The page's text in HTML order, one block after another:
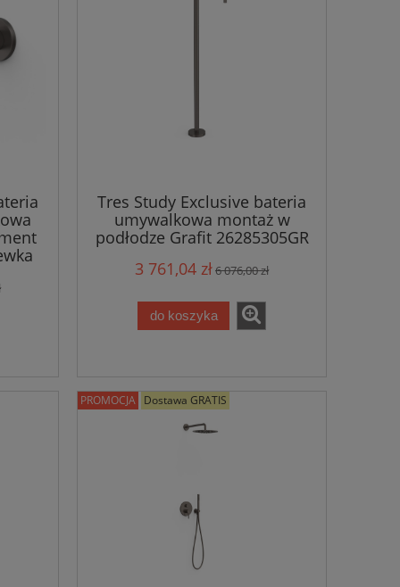
Tres Study Exclusive bateria
umywalkowa montaż w
podłodze Grafit 26285305GR
3 761,04 zł6 076,00 zł
do koszyka
PROMOCJA Dostawa GRATIS